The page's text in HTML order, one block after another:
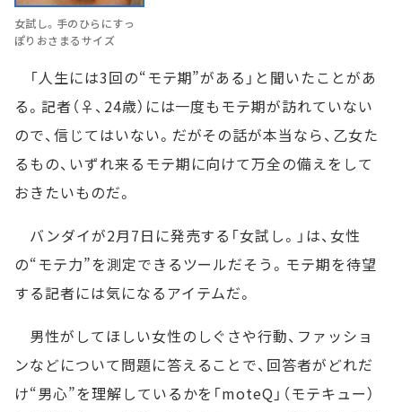
女試し。手のひらにすっ
ぽりおさまるサイズ
「人生には3回の“モテ期”がある」と聞いたことがあ
る。記者（♀、24歳）には一度もモテ期が訪れていない
ので、信じてはいない。だがその話が本当なら、乙女た
るもの、いずれ来るモテ期に向けて万全の備えをして
おきたいものだ。
バンダイが2月7日に発売する「女試し。」は、女性
の“モテ力”を測定できるツールだそう。モテ期を待望
する記者には気になるアイテムだ。
男性がしてほしい女性のしぐさや行動、ファッショ
ンなどについて問題に答えることで、回答者がどれだ
け“男心”を理解しているかを「moteQ」（モテキュー）